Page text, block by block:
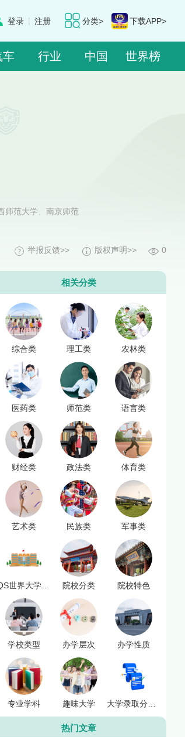
分类> 下载APP>
登录 | 注册
车 行业 中国 世界榜
师范大学、南京师范
0
版权声明>>
举报反馈>>
相关分类
综合类 理工类 农林类
医药类 师范类 语言类
财经类 政法类 体育类
艺术类 民族类 军事类
院校分类 院校特色
学校类型 办学层次 办学性质
专业学科 趣味大学 大学录取分数线
热门文章